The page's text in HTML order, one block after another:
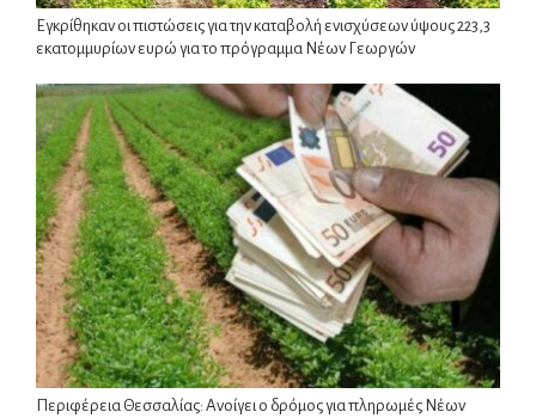
Εγκρίθηκαν οι πιστώσεις για την καταβολή ενισχύσεων ύψους 223,3
εκατομμυρίων ευρώ για το πρόγραμμα Νέων Γεωργών
Περιφέρεια Θεσσαλίας: Ανοίγει ο δρόμος για πληρωμές Νέων